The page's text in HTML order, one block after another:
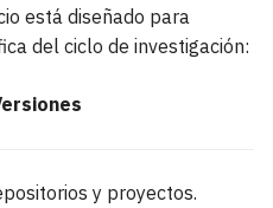
está diseñado para
del ciclo de investigación:
y proyectos.